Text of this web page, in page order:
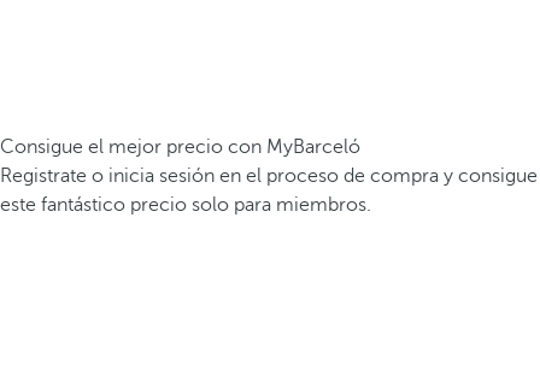
Consigue el mejor precio con MyBarceló
Registrate o inicia sesión en el proceso de compra y consigue
este fantástico precio solo para miembros.